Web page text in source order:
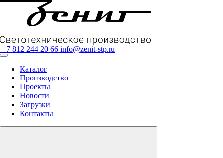
+ 7 812 244 20 66 info@zenit-stp.ru
Каталог
Производство
Проекты
Новости
Загрузки
Контакты